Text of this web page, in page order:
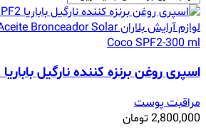
اسپری روغن برنزه کننده نارگیل باباریا SPF2
مراقبت پوست
2,800,000تومان